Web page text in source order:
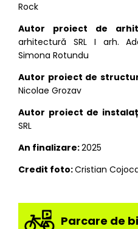
Rock
Autor proiect de
arhitectură SRL I arh.
Simona Rotundu
Autor proiect de
Nicolae Grozav
Autor proiect de
SRL
An finalizare:2025
Credit foto:Cristian
Parcare de